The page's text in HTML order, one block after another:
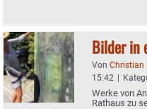
Bilder in
Von Christian
15:42 |
Werke von
Rathaus zu